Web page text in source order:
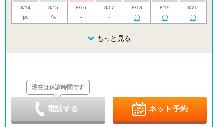
8/14
休
8/15
休
8/16
-
8/17
-
8/18
8/19
8/20
8/24
9/4
土
9/5
日
9/6
9/8
-
9/9
9/10
火
もっと見る
現在は休診時間です
電話する ネット予約